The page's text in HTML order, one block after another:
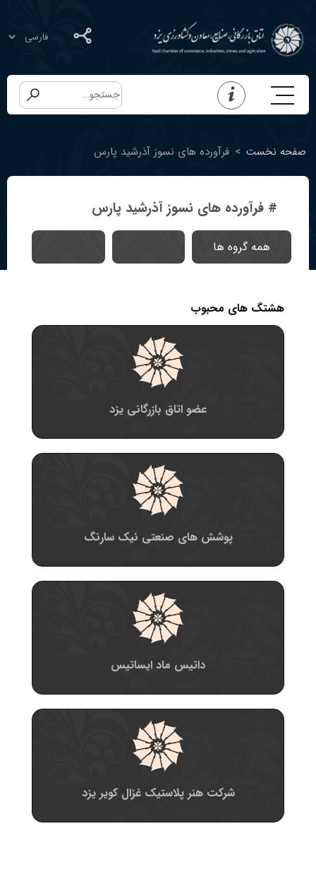
صفحه نخست > فرآورده های نسوز آذرشید پارس
# فرآورده های نسوز آذرشید پارس
همه گروه ها
هشتگ های محبوب
عضو اتاق بازرگانی یزد
پوشش های صنعتی نیک سارنگ
داتیس ماد ایساتیس
شرکت هنر پلاستیک غزال کویر یزد